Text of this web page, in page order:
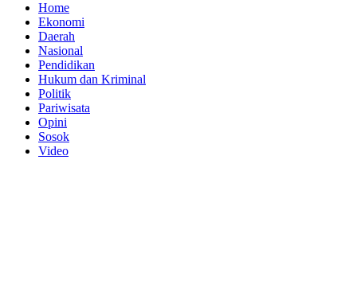
Home
Ekonomi
Daerah
Nasional
Pendidikan
Hukum dan Kriminal
Politik
Pariwisata
Opini
Sosok
Video